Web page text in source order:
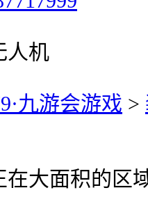
人机
九游会游戏 >
面积的区域